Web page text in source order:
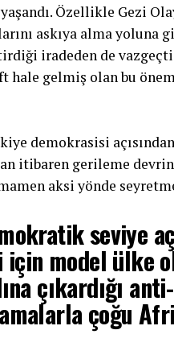
Özellikle Gezi
askıya alma yoluna
iradeden de
gelmiş olan bu
demokrasisi
itibaren gerileme
aksi yönde
seviye
model ülke
çıkardığı
çoğu